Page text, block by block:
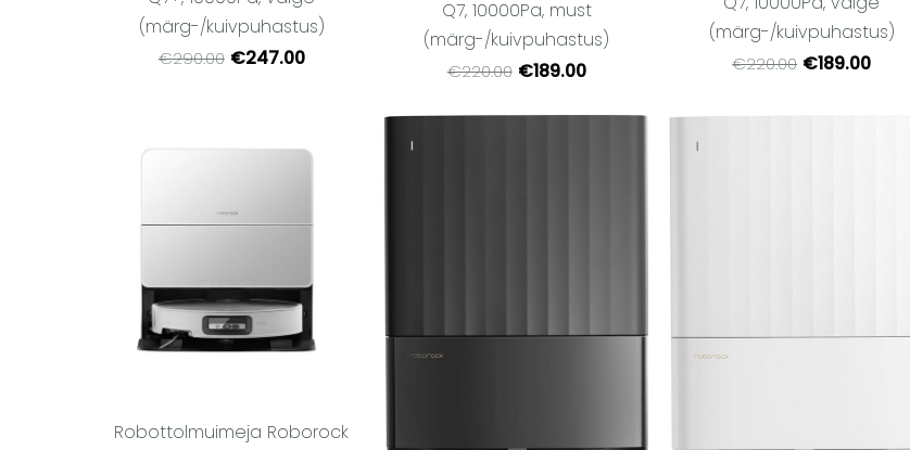
(märg-/kuivpuhastus)
€290.00 €247.00
Q7, 10000Pa, must
(märg-/kuivpuhastus)
€220.00 €189.00
(märg-/kuivpuhastus)
€220.00 €189.00
Robottolmuimeja Roborock